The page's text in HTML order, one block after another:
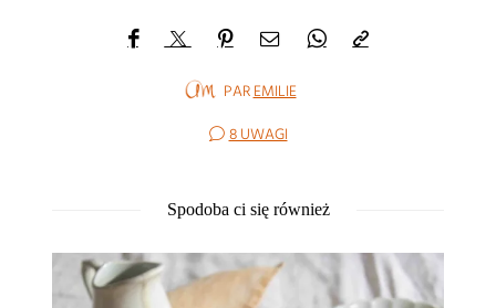
PAREMILIE
8 UWAGI
Spodoba ci się również